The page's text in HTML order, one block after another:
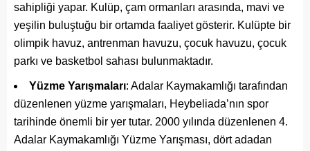
sahipliği yapar. Kulüp, çam ormanları arasında, mavi ve
yeşilin buluştuğu bir ortamda faaliyet gösterir. Kulüpte bir
olimpik havuz, antrenman havuzu, çocuk havuzu, çocuk
parkı ve basketbol sahası bulunmaktadır.
Yüzme Yarışmaları: Adalar Kaymakamlığı tarafından
düzenlenen yüzme yarışmaları, Heybeliada’nın spor
tarihinde önemli bir yer tutar. 2000 yılında düzenlenen 4.
Adalar Kaymakamlığı Yüzme Yarışması, dört adadan